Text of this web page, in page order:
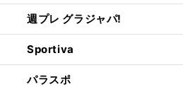
週プレ グラジャパ!
Sportiva
パラスポ